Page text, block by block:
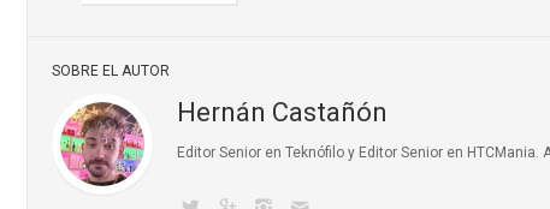
SOBRE EL AUTOR
Hernán Castañón
Editor Senior en Teknófilo y Editor Senior en